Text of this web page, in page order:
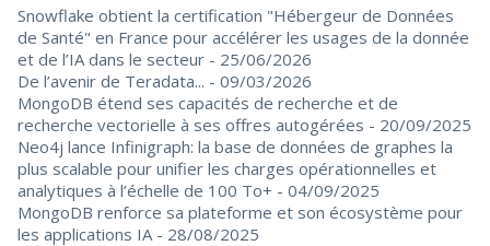
Snowflake obtient la certification "Hébergeur de Données
de Santé" en France pour accélérer les usages de la donnée
et de l’IA dans le secteur - 25/06/2026
De l’avenir de Teradata... - 09/03/2026
MongoDB étend ses capacités de recherche et de
recherche vectorielle à ses offres autogérées - 20/09/2025
Neo4j lance Infinigraph: la base de données de graphes la
plus scalable pour unifier les charges opérationnelles et
analytiques à l’échelle de 100 To+ - 04/09/2025
MongoDB renforce sa plateforme et son écosystème pour
les applications IA - 28/08/2025